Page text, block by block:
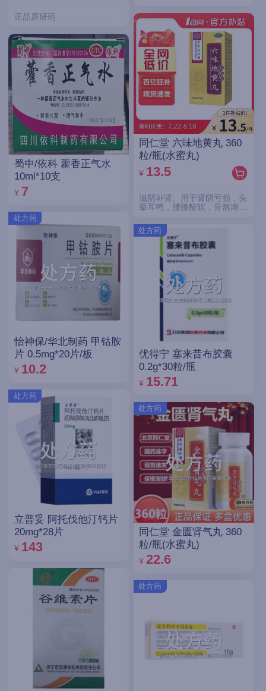
正品原研药
蜀中/依科 藿香正气水
10ml*10支
¥ 7
处方药
怡神保/华北制药 甲钴胺
片 0.5mg*20片/板
¥ 10.2
处方药
立普妥 阿托伐他汀钙片
20mg*28片
¥ 143
同仁堂 六味地黄丸 360
粒/瓶(水蜜丸)
¥ 13.5
滋阴补肾。用于肾阴亏损，头
晕耳鸣，腰膝酸软，骨蒸潮
处方药
优得宁 塞来昔布胶囊
0.2g*30粒/瓶
¥ 15.71
处方药
同仁堂 金匮肾气丸 360
粒/瓶(水蜜丸)
¥ 22.6
处方药